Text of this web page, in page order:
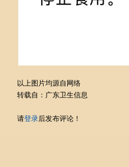
以上图片均源自网络
转载自：广东卫生信息
请登录后发布评论！